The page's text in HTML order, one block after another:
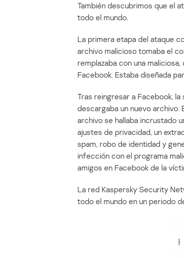
También descubrimos que el
todo el mundo.
La primera etapa del ataque
archivo malicioso tomaba el
remplazaba con una
Facebook. Estaba diseñada
Tras reingresar a Facebook,
descargaba un nuevo
archivo se hallaba incrustado
ajustes de privacidad, un
spam, robo de identidad y
infección con el programa
amigos en Facebook de la
La red Kaspersky Security
todo el mundo en un periodo